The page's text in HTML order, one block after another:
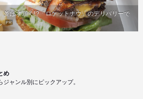
並ばず届く!?「ロケットナウ」のデリバリーで
PR
め
ジャンル別にピックアップ。